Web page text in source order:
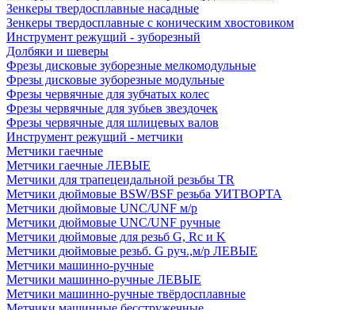
Зенкеры твердосплавные насадные
Зенкеры твердосплавные с коническим хвостовиком
Инструмент режущий - зуборезный
Долбяки и шеверы
Фрезы дисковые зуборезные мелкомодульные
Фрезы дисковые зуборезные модульные
Фрезы червячные для зубчатых колес
Фрезы червячные для зубьев звездочек
Фрезы червячные для шлицевых валов
Инструмент режущий - метчики
Метчики гаечные
Метчики гаечные ЛЕВЫЕ
Метчики для трапецеидальной резьбы TR
Метчики дюймовые BSW/BSF резьба УИТВОРТА
Метчики дюймовые UNC/UNF м/р
Метчики дюймовые UNC/UNF ручные
Метчики дюймовые для резьб G, Rc и K
Метчики дюймовые резьб. G руч.,м/р ЛЕВЫЕ
Метчики машинно-ручные
Метчики машинно-ручные ЛЕВЫЕ
Метчики машинно-ручные твёрдосплавные